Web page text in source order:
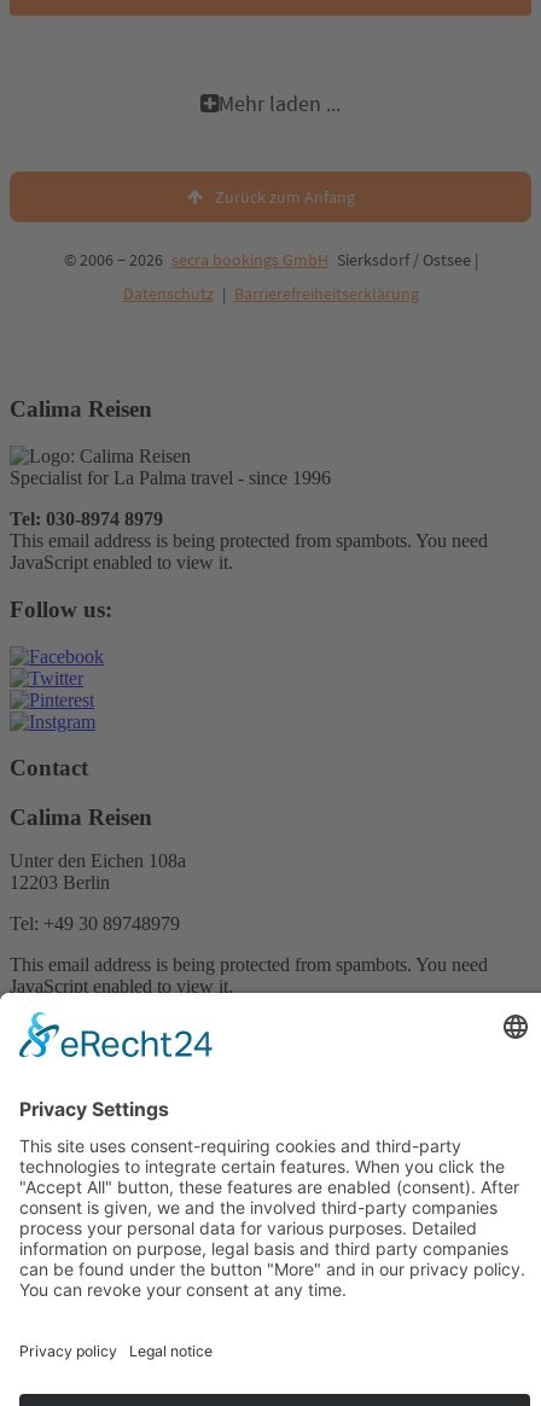
Mehr laden ...
Zurück zum Anfang
© 2006 − 2026 secra bookings GmbH Sierksdorf / Ostsee |
Datenschutz | Barrierefreiheitserklärung
Calima Reisen
Specialist for La Palma travel - since 1996
Tel: 030-8974 8979
This email address is being protected from spambots. You need
JavaScript enabled to view it.
Follow us:
Contact
Calima Reisen
Unter den Eichen 108a
12203 Berlin
Tel: +49 30 89748979
This email address is being protected from spambots. You need
JavaScript enabled to view it.
Imprint
Privacy Policy
Home
Holiday homes La Palma
Booking information
Rental car
Car Rental Conditions
About La Palma
Restaurants on La Palma
Contact